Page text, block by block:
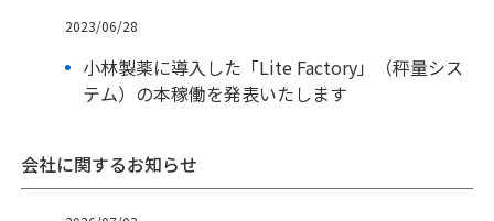
2023/06/28
小林製薬に導入した「Lite Factory」（秤量シス
テム）の本稼働を発表いたします
会社に関するお知らせ